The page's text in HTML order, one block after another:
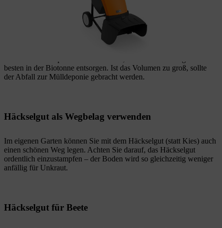
besten in der Biotonne entsorgen. Ist das Volumen zu groß, sollte
der Abfall zur Mülldeponie gebracht werden.
Häckselgut als Wegbelag verwenden
Im eigenen Garten können Sie mit dem Häckselgut (statt Kies) auch
einen schönen Weg legen. Achten Sie darauf, das Häckselgut
ordentlich einzustampfen – der Boden wird so gleichzeitig weniger
anfällig für Unkraut.
Häckselgut für Beete